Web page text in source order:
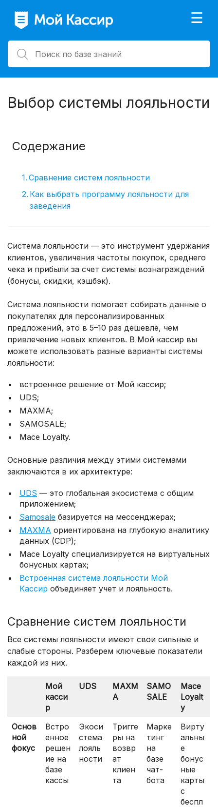
☰
×
Выбор системы лояльности
Содержание
Сравнение систем лояльности
Как выбрать программу лояльности для
заведения
Система лояльности — это инструмент удержания
клиентов, увеличения частоты покупок, среднего
чека и прибыли за счет системы вознаграждений
(бонусы, скидки, кэшбэк).
Система лояльности помогает собирать данные о
покупателях для персонализированных
предложений, это в 5–10 раз дешевле, чем
привлечение новых клиентов. В Мой кассир вы
можете использовать разные варианты системы
лояльности:
встроенное решение от Мой кассир;
UDS;
MAXMA;
SAMOSALE;
Mace Loyalty.
Основные различия между этими системами
заключаются в их архитектуре:
UDS — это глобальная экосистема с общим
приложением;
Samosale базируется на мессенджерах;
MAXMA ориентирована на глубокую аналитику
данных (CDP);
Mace Loyalty специализируется на виртуальных
бонусных картах;
Встроенная система лояльности Мой
Кассир объединяет учет и лояльность.
Сравнение систем лояльности
Все системы лояльности имеют свои сильные и
слабые стороны. Разберем ключевые показатели
каждой из них.
Мой
касси
р
UDS
MAXM
A
SAMO
SALE
Mace
Loyalt
y
Основ
ной
фокус
Встро
енное
решен
ие на
базе
кассы
Экоси
стема
лояль
ности
Тригге
ры на
возвр
ат
клиен
та
Марке
тинг
на
базе
чат-
бота
Вирту
альны
е
бонус
ные
карты
с
беспл